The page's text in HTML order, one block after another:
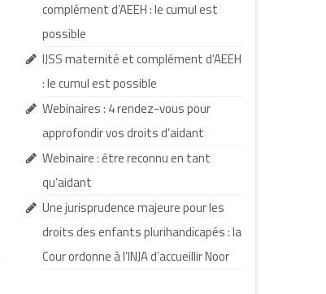
complément d’AEEH : le cumul est
possible
IJSS maternité et complément d’AEEH
: le cumul est possible
Webinaires : 4 rendez-vous pour
approfondir vos droits d’aidant
Webinaire : être reconnu en tant
qu’aidant
Une jurisprudence majeure pour les
droits des enfants plurihandicapés : la
Cour ordonne à l’INJA d’accueillir Noor